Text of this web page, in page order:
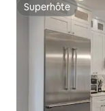
Superhôte
Superhôte